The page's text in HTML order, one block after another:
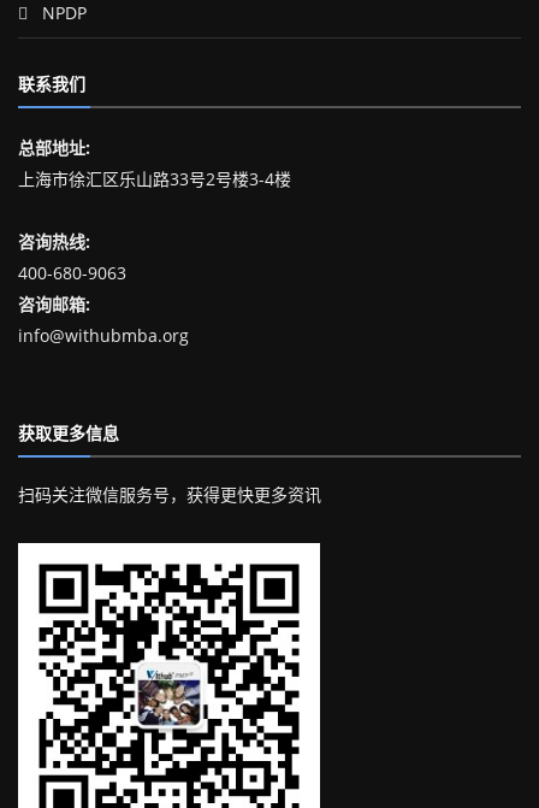
NPDP
联系我们
总部地址:
上海市徐汇区乐山路33号2号楼3-4楼
咨询热线:
400-680-9063
咨询邮箱:
info@withubmba.org
获取更多信息
扫码关注微信服务号，获得更快更多资讯